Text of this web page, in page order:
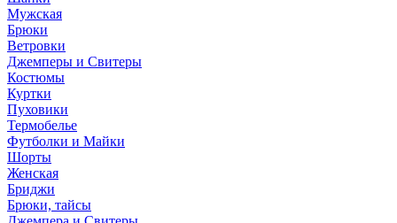
Мужская
Брюки
Ветровки
Джемперы и Свитеры
Костюмы
Куртки
Пуховики
Термобелье
Футболки и Майки
Шорты
Женская
Бриджи
Брюки, тайсы